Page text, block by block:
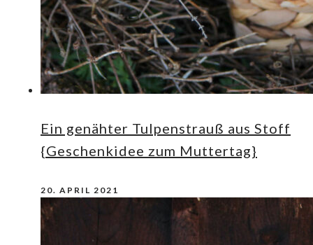
Ein genähter Tulpenstrauß aus Stoff
{Geschenkidee zum Muttertag}
20. APRIL 2021